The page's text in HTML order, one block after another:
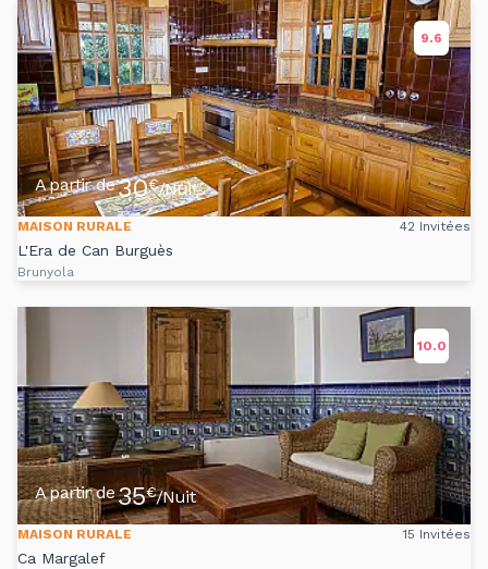
9.6
A partir de30€/Nuit
MAISON RURALE 42 Invitées
L'Era de Can Burguès
Brunyola
10.0
A partir de35€/Nuit
MAISON RURALE 15 Invitées
Ca Margalef